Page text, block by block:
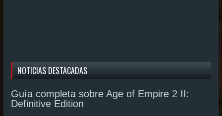
NOTICIAS DESTACADAS
Guía completa sobre Age of Empire 2 II:
Definitive Edition